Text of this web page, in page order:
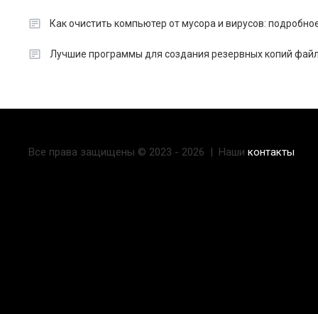
Как очистить компьютер от мусора и вирусов:
Лучшие программы для создания резервных копий
Все права защищены © 2023 - 2026 | Наши контакты